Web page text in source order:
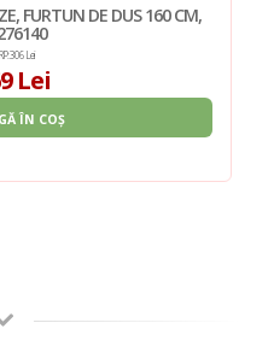
FURTUN DE DUS 160 CM,
306 Lei
Lei
ÎN COȘ